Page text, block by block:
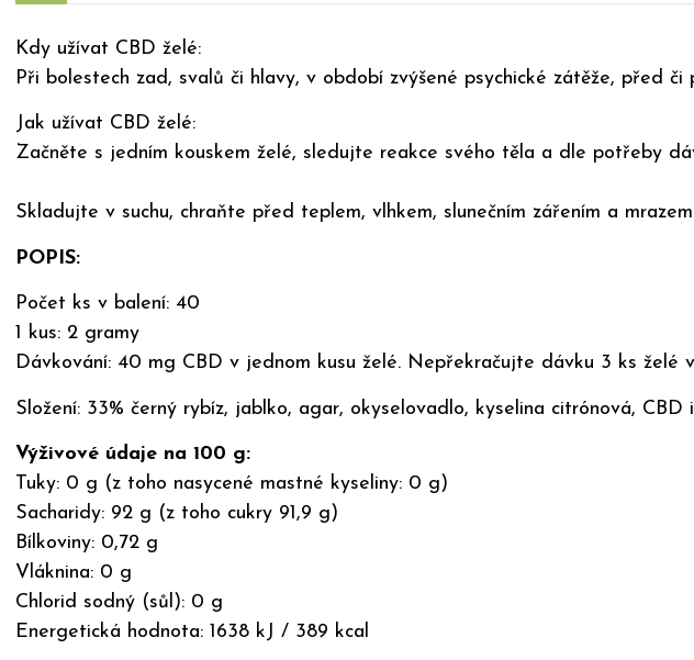
Kdy užívat CBD želé:
Při bolestech zad, svalů či hlavy, v období zvýšené psychické zátěže, před
Jak užívat CBD želé:
Začněte s jedním kouskem želé, sledujte reakce svého těla a dle potřeby
Skladujte v suchu, chraňte před teplem, vlhkem, slunečním zářením a
POPIS:
Počet ks v balení: 40
1 kus: 2 gramy
Dávkování: 40 mg CBD v jednom kusu želé. Nepřekračujte dávku 3 ks želé
Složení: 33% černý rybíz, jablko, agar, okyselovadlo, kyselina citrónová, CBD
Výživové údaje na 100 g:
Tuky: 0 g (z toho nasycené mastné kyseliny: 0 g)
Sacharidy: 92 g (z toho cukry 91,9 g)
Bílkoviny: 0,72 g
Vláknina: 0 g
Chlorid sodný (sůl): 0 g
Energetická hodnota: 1638 kJ / 389 kcal